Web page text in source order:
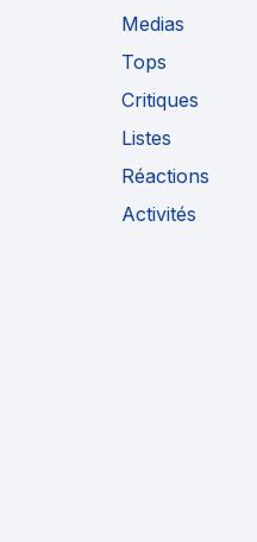
Medias
Tops
Critiques
Listes
Réactions
Activités